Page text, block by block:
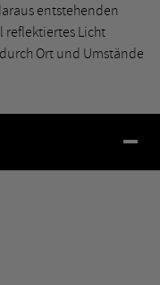
entstehenden
reflektiertes Licht
Ort und Umstände